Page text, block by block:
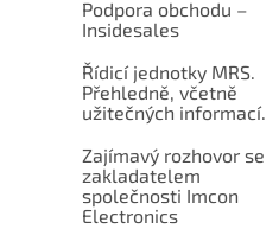
Podpora obchodu –
Insidesales
Řídicí jednotky MRS.
Přehledně, včetně
užitečných informací.
Zajímavý rozhovor se
zakladatelem
společnosti Imcon
Electronics